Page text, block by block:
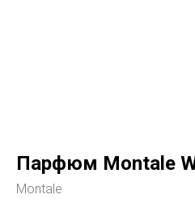
Парфюм Montale
Montale